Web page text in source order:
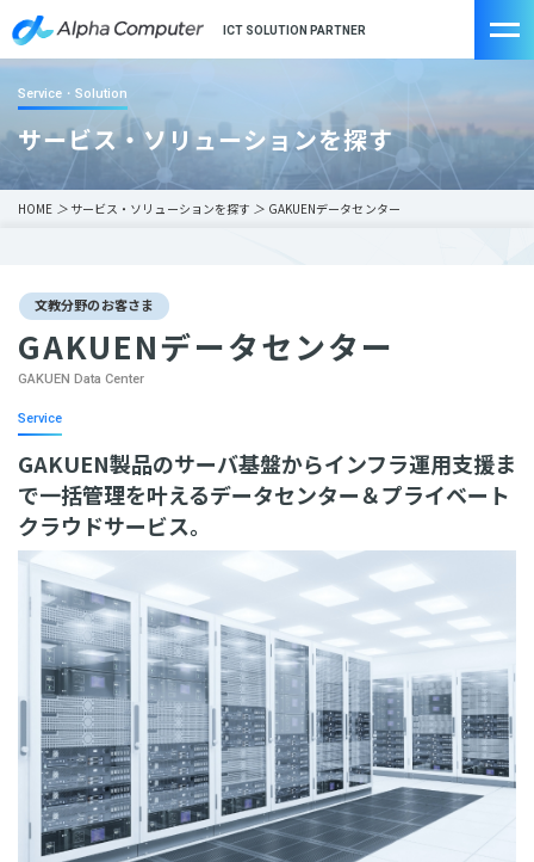
ICT SOLUTION PARTNER
Service・Solution
サービス・ソリューションを探す
HOME ＞ サービス・ソリューションを探す ＞ GAKUENデータセンター
文教分野のお客さま
GAKUENデータセンター
GAKUEN Data Center
Service
GAKUEN製品のサーバ基盤からインフラ運用支援ま
で一括管理を叶えるデータセンター＆プライベート
クラウドサービス。